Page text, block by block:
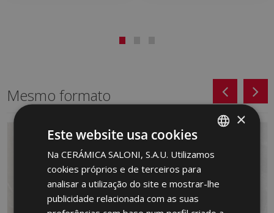
Mesmo formato
SPANISH
ENGLISH
×
Este website usa cookies
Na CERÁMICA SALONI, S.A.U. Utilizamos
cookies próprios e de terceiros para
analisar a utilização do site e mostrar-lhe
publicidade relacionada com as suas